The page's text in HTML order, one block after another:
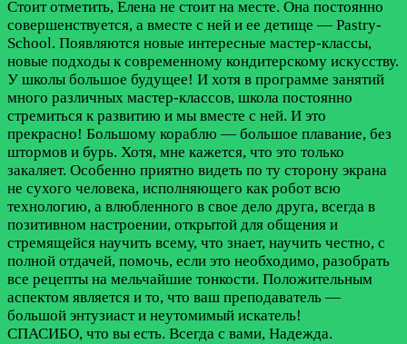
Стоит отметить, Елена не стоит на месте. Она постоянно
совершенствуется, а вместе с ней и ее детище — Pastry-
School. Появляются новые интересные мастер-классы,
новые подходы к современному кондитерскому искусству.
У школы большое будущее! И хотя в программе занятий
много различных мастер-классов, школа постоянно
стремиться к развитию и мы вместе с ней. И это
прекрасно! Большому кораблю — большое плавание, без
штормов и бурь. Хотя, мне кажется, что это только
закаляет. Особенно приятно видеть по ту сторону экрана
не сухого человека, исполняющего как робот всю
технологию, а влюбленного в свое дело друга, всегда в
позитивном настроении, открытой для общения и
стремящейся научить всему, что знает, научить честно, с
полной отдачей, помочь, если это необходимо, разобрать
все рецепты на мельчайшие тонкости. Положительным
аспектом является и то, что ваш преподаватель —
большой энтузиаст и неутомимый искатель!
СПАСИБО, что вы есть. Всегда с вами, Надежда.